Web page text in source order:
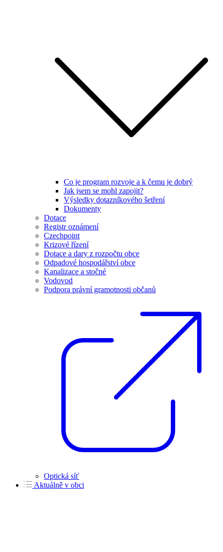
Co je program rozvoje a k čemu je dobrý
Jak jsem se mohl zapojit?
Výsledky dotazníkového šetření
Dokumenty
Dotace
Registr oznámení
Czechpoint
Krizové řízení
Dotace a dary z rozpočtu obce
Odpadové hospodářství obce
Kanalizace a stočné
Vodovod
Podpora právní gramotnosti občanů
Optická síť
Aktuálně v obci